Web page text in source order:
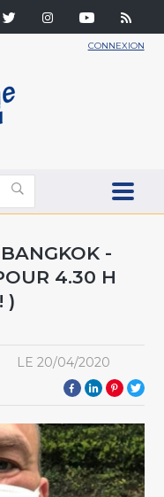
CONNEXION
-
4.30 H
)
LE 20/04/2020